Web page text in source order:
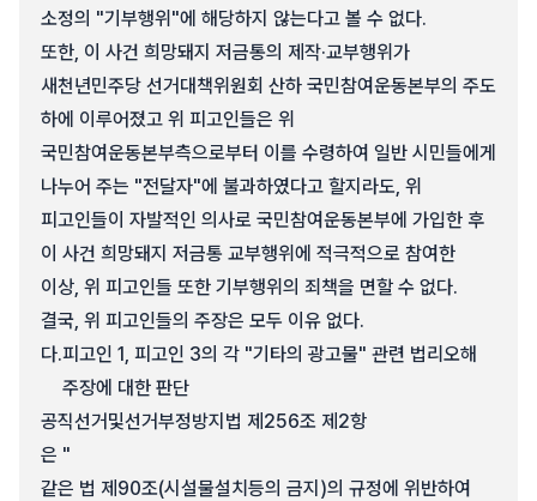
소정의 "기부행위"에 해당하지 않는다고 볼 수 없다.
또한, 이 사건 희망돼지 저금통의 제작·교부행위가
새천년민주당 선거대책위원회 산하 국민참여운동본부의 주도
하에 이루어졌고 위 피고인들은 위
국민참여운동본부측으로부터 이를 수령하여 일반 시민들에게
나누어 주는 "전달자"에 불과하였다고 할지라도, 위
피고인들이 자발적인 의사로 국민참여운동본부에 가입한 후
이 사건 희망돼지 저금통 교부행위에 적극적으로 참여한
이상, 위 피고인들 또한 기부행위의 죄책을 면할 수 없다.
결국, 위 피고인들의 주장은 모두 이유 없다.
다.피고인 1, 피고인 3의 각 "기타의 광고물" 관련 법리오해
주장에 대한 판단
공직선거및선거부정방지법 제256조 제2항
은 "
같은 법 제90조(시설물설치등의 금지)의 규정에 위반하여